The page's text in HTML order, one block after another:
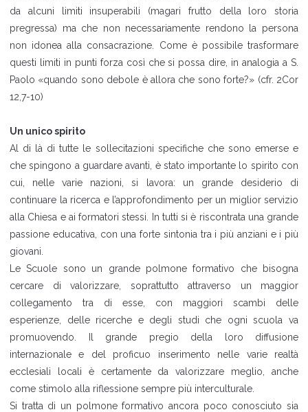
da alcuni limiti insuperabili (magari frutto della loro storia
pregressa) ma che non necessariamente rendono la persona
non idonea alla consacrazione. Come è possibile trasformare
questi limiti in punti forza così che si possa dire, in analogia a S.
Paolo «quando sono debole è allora che sono forte?» (cfr. 2Cor
12,7-10)
Un unico spirito
Al di là di tutte le sollecitazioni specifiche che sono emerse e
che spingono a guardare avanti, è stato importante lo spirito con
cui, nelle varie nazioni, si lavora: un grande desiderio di
continuare la ricerca e l’approfondimento per un miglior servizio
alla Chiesa e ai formatori stessi. In tutti si è riscontrata una grande
passione educativa, con una forte sintonia tra i più anziani e i più
giovani.
Le Scuole sono un grande polmone formativo che bisogna
cercare di valorizzare, soprattutto attraverso un maggior
collegamento tra di esse, con maggiori scambi delle
esperienze, delle ricerche e degli studi che ogni scuola va
promuovendo. Il grande pregio della loro diffusione
internazionale e del proficuo inserimento nelle varie realtà
ecclesiali locali è certamente da valorizzare meglio, anche
come stimolo alla riflessione sempre più interculturale.
Si tratta di un polmone formativo ancora poco conosciuto sia